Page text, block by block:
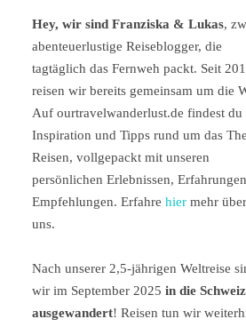
Hey, wir sind Franziska & Lukas,
abenteuerlustige Reiseblogger, die
tagtäglich das Fernweh packt. Seit
reisen wir bereits gemeinsam um die
Auf ourtravelwanderlust.de findest du
Inspiration und Tipps rund um das
Reisen, vollgepackt mit unseren
persönlichen Erlebnissen,
Empfehlungen. Erfahre hier mehr über
uns.
Nach unserer 2,5-jährigen Weltreise
wir im September 2025 in die Schweiz
ausgewandert! Reisen tun wir